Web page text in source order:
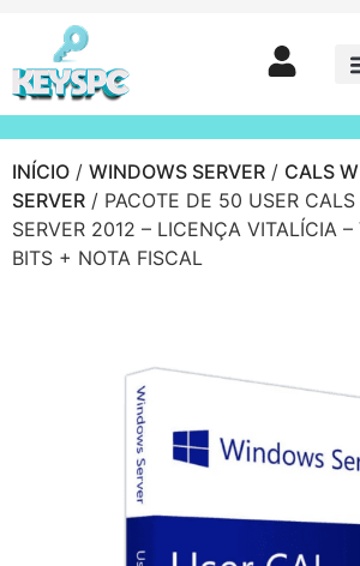
INÍCIO / WINDOWS SERVER / CALS
SERVER / PACOTE DE 50 USER
SERVER 2012 – LICENÇA VITALÍCIA
BITS + NOTA FISCAL